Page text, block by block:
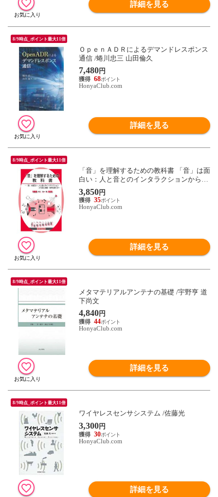
詳細を見る
8/9時点_ポイント最大11倍
ＯｐｅｎＡＤＲによるデマンドレスポンス
通信 /蜷川忠三 山田倫久
7,480円
68
HonyaClub.com
詳細を見る
8/9時点_ポイント最大11倍
「音」を理解するための教科書 「音」は面
白い：人と音とのインタラクションから見
た音響・音声処理工学 /米村俊一
3,850円
35
HonyaClub.com
詳細を見る
8/9時点_ポイント最大11倍
メタマテリアルアンテナの基礎 /宇野亨 道
下尚文
4,840円
44
HonyaClub.com
詳細を見る
8/9時点_ポイント最大11倍
ワイヤレスセンサシステム /佐藤光
3,300円
30
HonyaClub.com
詳細を見る